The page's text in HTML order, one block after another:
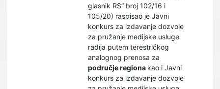
glasnik RS“ broj 102/16 i
105/20) raspisao je Javni
konkurs za izdavanje dozvole
za pružanje medijske usluge
radija putem terestričkog
analognog prenosa za
područje regiona kao i Javni
konkurs za izdavanje dozvole